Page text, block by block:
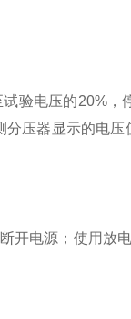
电压的20%，
压器显示的电
电源；使用放